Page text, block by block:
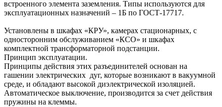
встроенного элемента заземления. Типы используются для
эксплуатационных назначений – 1Б по ГОСТ-17717.
Установлены в шкафах «КРУ», камерах стационарных, с
односторонним обслуживанием «КСО» и шкафах
комплектной трансформаторной подстанции.
Принцип эксплуатации.
Принципы действия этих разъединителей основан на
гашении электрических дуг, которые возникают в вакуумной
среде, и обладают высокой диэлектрической изоляцией.
Автоматическое выключение, производится за счет действия
пружины на клеммы.